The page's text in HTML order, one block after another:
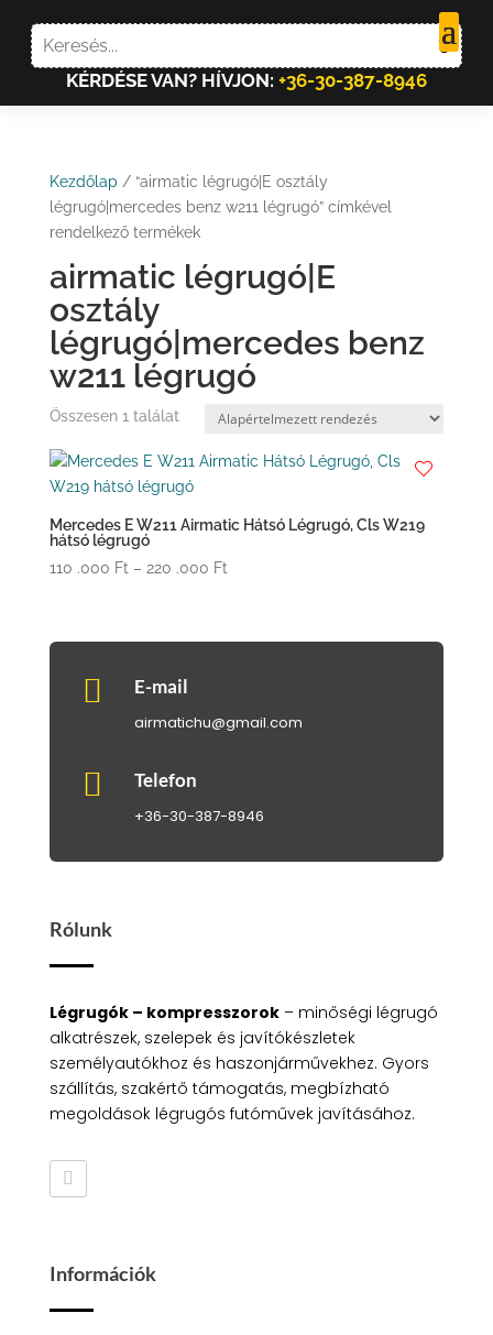
KÉRDÉSE VAN? HÍVJON: +36-30-387-8946
Kezdőlap / “airmatic légrugó|E osztály
légrugó|mercedes benz w211 légrugó” címkével
rendelkező termékek
airmatic légrugó|E
osztály
légrugó|mercedes benz
w211 légrugó
Összesen 1 találat
Mercedes E W211 Airmatic Hátsó Légrugó, Cls W219
hátsó légrugó
110 .000 Ft – 220 .000 FtÁrtartomány:
-
 E-mail
airmatichu@gmail.com
 Telefon
+36-30-387-8946
Rólunk
Légrugók – kompresszorok– minőségi légrugó
alkatrészek, szelepek és javítókészletek
személyautókhoz és haszonjárművekhez. Gyors
szállítás, szakértő támogatás, megbízható
megoldások légrugós futóművek javításához.
Információk